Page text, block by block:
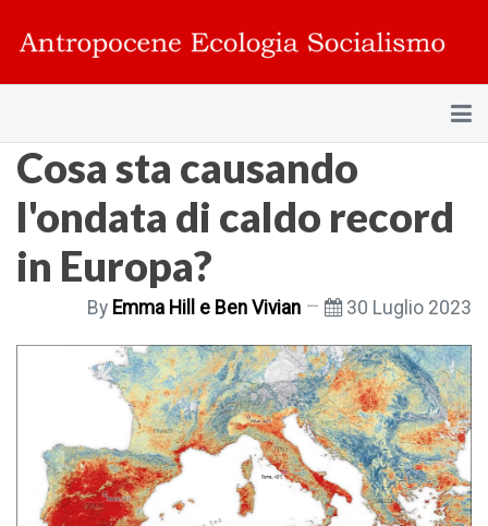
Cosa sta causando
l'ondata di caldo record
in Europa?
By Emma Hill e Ben Vivian 30 Luglio 2023